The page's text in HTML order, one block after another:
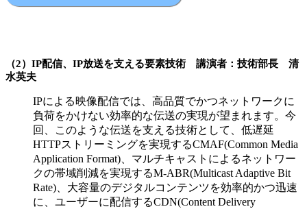
（2）IP配信、IP放送を支える要素技術 講演者：技術部長 清
水英夫
IPによる映像配信では、高品質でかつネットワークに
負荷をかけない効率的な伝送の実現が望まれます。今
回、このような伝送を支える技術として、低遅延
HTTPストリーミングを実現するCMAF(Common Media
Application Format)、マルチキャストによるネットワー
クの帯域削減を実現するM-ABR(Multicast Adaptive Bit
Rate)、大容量のデジタルコンテンツを効率的かつ迅速
に、ユーザーに配信するCDN(Content Delivery